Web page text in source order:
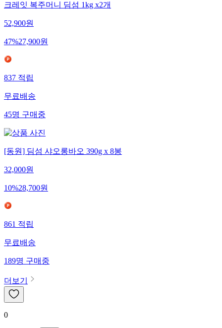
크레잇 복주머니 딤섬 1kg x2개
52,900원
47%27,900원
837적립
무료배송
45명구매중
[동원] 딤섬 샤오롱바오 390g x 8봉
32,000원
10%28,700원
861적립
무료배송
189명구매중
더보기
0